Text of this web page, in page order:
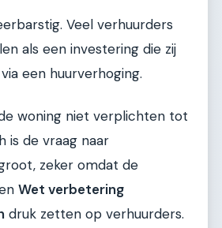
Veel verhuurders
als een investering die zij
een huurverhoging.
woning niet verplichten tot
is de vraag naar
zeker omdat de
Wet verbetering
druk zetten op verhuurders.